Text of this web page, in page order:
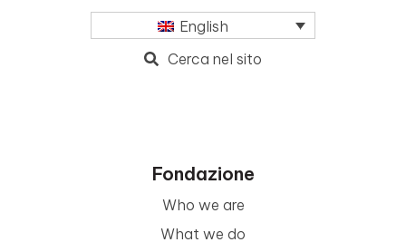
English
Cerca nel sito
Fondazione
Who we are
What we do